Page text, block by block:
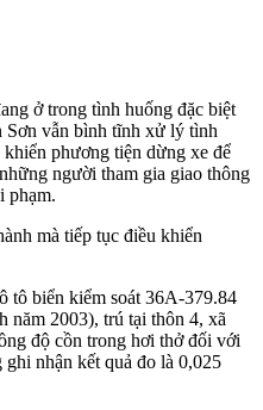
ở trong tình huống đặc biệt
vẫn bình tĩnh xử lý tình
phương tiện dừng xe để
người tham gia giao thông
phạm.
mà tiếp tục điều khiển
tô biển kiểm soát 36A-379.84
năm 2003), trú tại thôn 4, xã
độ cồn trong hơi thở đối với
nhận kết quả đo là 0,025